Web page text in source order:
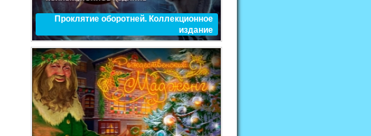
Проклятие оборотней. Коллекционное
издание